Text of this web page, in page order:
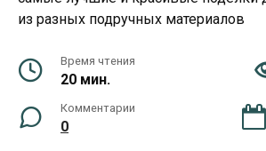
Время чтения
20 мин.
Комментарии
0